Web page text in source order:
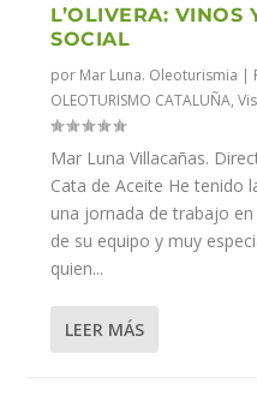
L’OLIVERA: VINOS
SOCIAL
por Mar Luna. Oleoturismia |
OLEOTURISMO CATALUÑA,
Mar Luna Villacañas.
Cata de Aceite He tenido
una jornada de trabajo en
de su equipo y muy
quien...
LEER MÁS